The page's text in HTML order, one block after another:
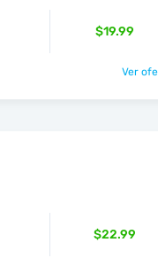
$19.99
Ver
$22.99